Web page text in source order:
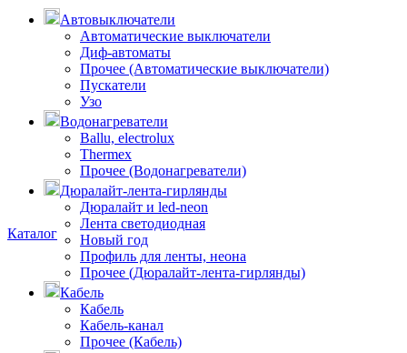
Каталог
8 (3842) 21-14-47
Поможем с выбором
Автовыключатели
Автоматические выключатели
Диф-автоматы
Прочее (Автоматические выключатели)
Пускатели
Узо
Водонагреватели
Ballu, electrolux
Thermex
Прочее (Водонагреватели)
Дюралайт-лента-гирлянды
Дюралайт и led-neon
Лента светодиодная
Новый год
Профиль для ленты, неона
Прочее (Дюралайт-лента-гирлянды)
Кабель
Кабель
Кабель-канал
Прочее (Кабель)